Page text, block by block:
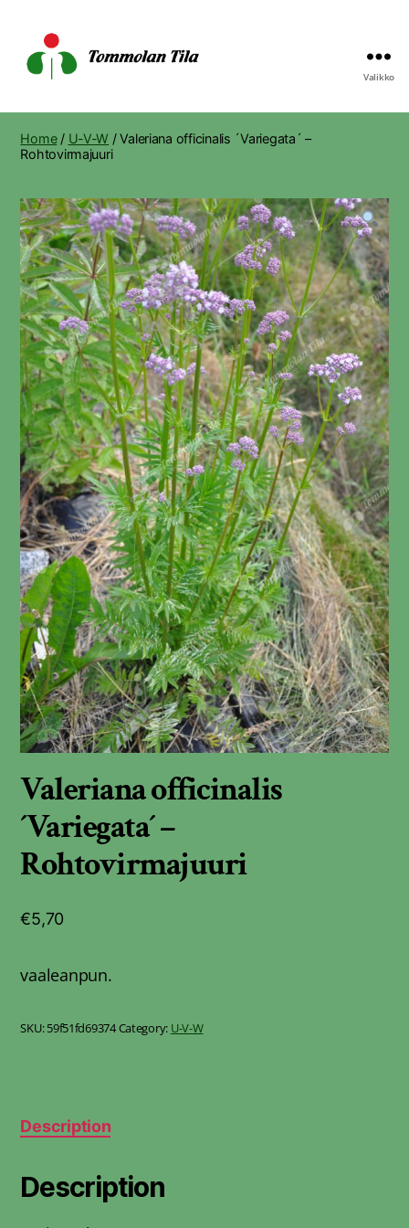
Tila
Valikko
Home/ U-V-W / Valeriana officinalis ´Variegata´ –
Rohtovirmajuuri
Valeriana officinalis
´Variegata´ –
Rohtovirmajuuri
€5,70
vaaleanpun.
SKU:59f51fd69374Category: U-V-W
Description
Description